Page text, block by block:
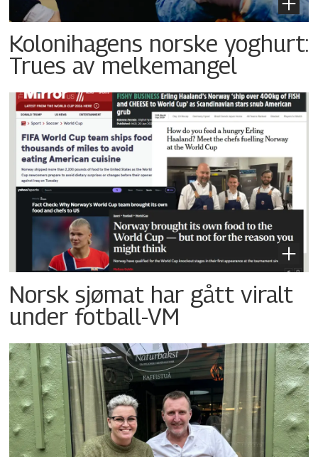
Kolonihagens norske yoghurt:
Trues av melkemangel
Norsk sjømat har gått viralt
under fotball-VM